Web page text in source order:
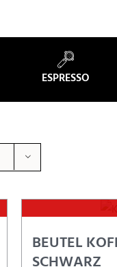
ESPRESSO
BEUTEL
SCHWARZ